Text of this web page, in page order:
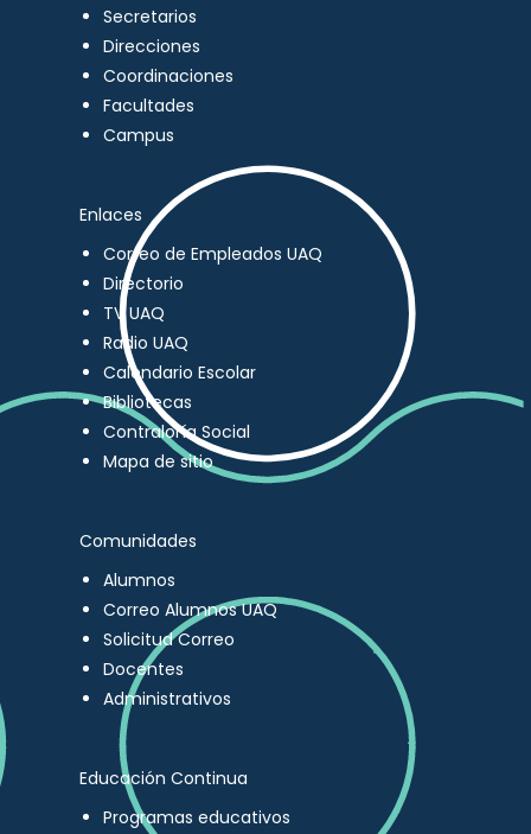
Secretarios
Direcciones
Coordinaciones
Facultades
Campus
Enlaces
Correo de Empleados UAQ
Directorio
TV UAQ
Radio UAQ
Calendario Escolar
Bibliotecas
Contraloría Social
Mapa de sitio
Comunidades
Alumnos
Correo Alumnos UAQ
Solicitud Correo
Docentes
Administrativos
Educación Continua
Programas educativos